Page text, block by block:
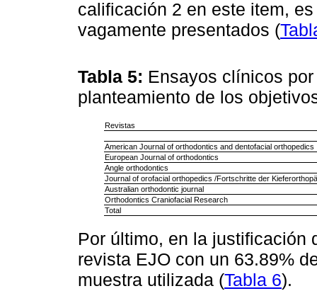
calificación 2 en este item,
vagamente presentados (
Tabla 5: Ensayos clínicos
planteamiento de los
Revistas
American Journal of orthodontics and dentofacial orthopedics
European Journal of orthodontics
Angle orthodontics
Journal of orofacial orthopedics /Fortschritte der
Australian orthodontic journal
Orthodontics Craniofacial Research
Total
Por último, en la justificación
revista EJO con un 63.89%
muestra utilizada (Tabla 6).